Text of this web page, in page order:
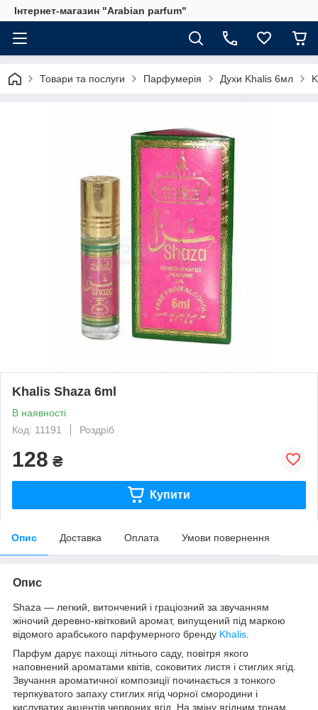
Інтернет-магазин "Arabian parfum"
Товари та послуги Парфумерія Духи Khalis 6мл
Khalis Shaza 6ml
В наявності
Код: 11191
Роздріб
128 ₴
Купити
Опис Доставка Оплата Умови повернення
Опис
Shaza — легкий, витончений і граціозний за звучанням
жіночий деревно-квітковий аромат, випущений під маркою
відомого арабського парфумерного бренду Khalis
Парфум дарує пахощі літнього саду, повітря якого
наповнений ароматами квітів, соковитих листя і стиглих ягід.
Звучання ароматичної композиції починається з тонкого
терпкуватого запаху стиглих ягід чорної смородини і
кислуватих акцентів червоних ягід. На зміну ягідним тонам